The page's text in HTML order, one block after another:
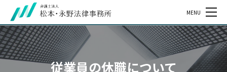
MENU
従業員の休職について